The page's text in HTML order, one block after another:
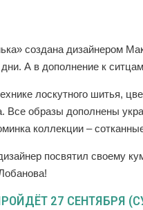
создана дизайнером
А в дополнение к
лоскутного шитья,
Все образы дополнены
коллекции –
посвятил своему
27 СЕНТЯБРЯ